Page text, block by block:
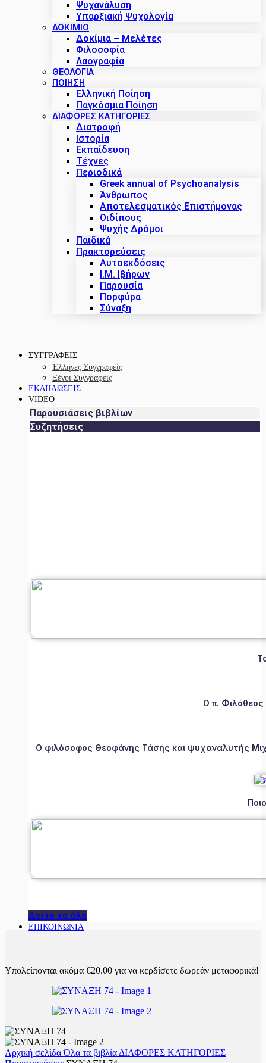
Ψυχανάλυση
Υπαρξιακή Ψυχολογία
ΔΟΚΊΜΙΟ
Δοκίμια – Μελέτες
Φιλοσοφία
Λαογραφία
ΘΕΟΛΟΓΙΑ
ΠΟΙΗΣΗ
Ελληνική Ποίηση
Παγκόσμια Ποίηση
ΔΙΑΦΟΡΕΣ ΚΑΤΗΓΟΡΙΕΣ
Διατροφή
Ιστορία
Εκπαίδευση
Τέχνες
Περιοδικά
Greek annual of Psychoanalysis
Άνθρωπος
Αποτελεσματικός Επιστήμονας
Οιδίπους
Ψυχής Δρόμοι
Παιδικά
Πρακτoρεύσεις
Αυτοεκδόσεις
Ι.Μ. Ιβήρων
Παρουσία
Πορφύρα
Σύναξη
ΣΥΓΓΡΑΦΕΙΣ
Έλληνες Συγγραφείς
Ξένοι Συγγραφείς
ΕΚΔΗΛΩΣΕΙΣ
VIDEO
Παρουσιάσεις βιβλίων
Συζητήσεις
Ο π.
Ο φιλόσοφος Θεοφάνης Τάσης και ψυχαναλυτής
Δείτε τα όλα
ΕΠΙΚΟΙΝΩΝΙΑ
Υπολείπονται ακόμα €20.00 για να κερδίσετε δωρεάν μεταφορικά!
Αρχική σελίδαΌλα τα βιβλία ΔΙΑΦΟΡΕΣ ΚΑΤΗΓΟΡΙΕΣ